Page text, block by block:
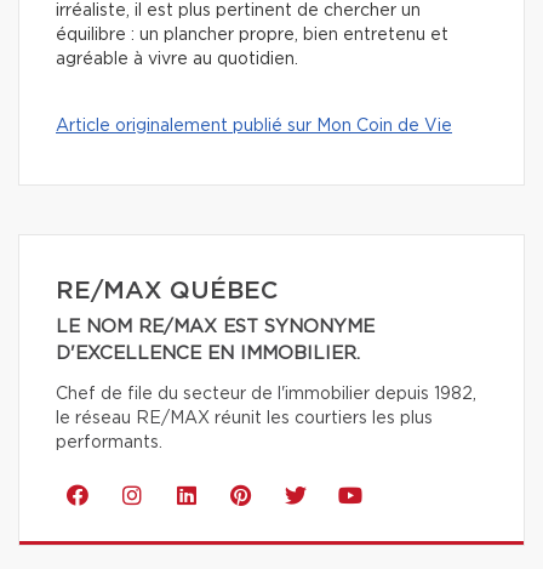
irréaliste, il est plus pertinent de chercher un
équilibre : un plancher propre, bien entretenu et
agréable à vivre au quotidien.
Article originalement publié sur Mon Coin de Vie
RE/MAX QUÉBEC
LE NOM RE/MAX EST SYNONYME
D'EXCELLENCE EN IMMOBILIER.
Chef de file du secteur de l'immobilier depuis 1982,
le réseau RE/MAX réunit les courtiers les plus
performants.